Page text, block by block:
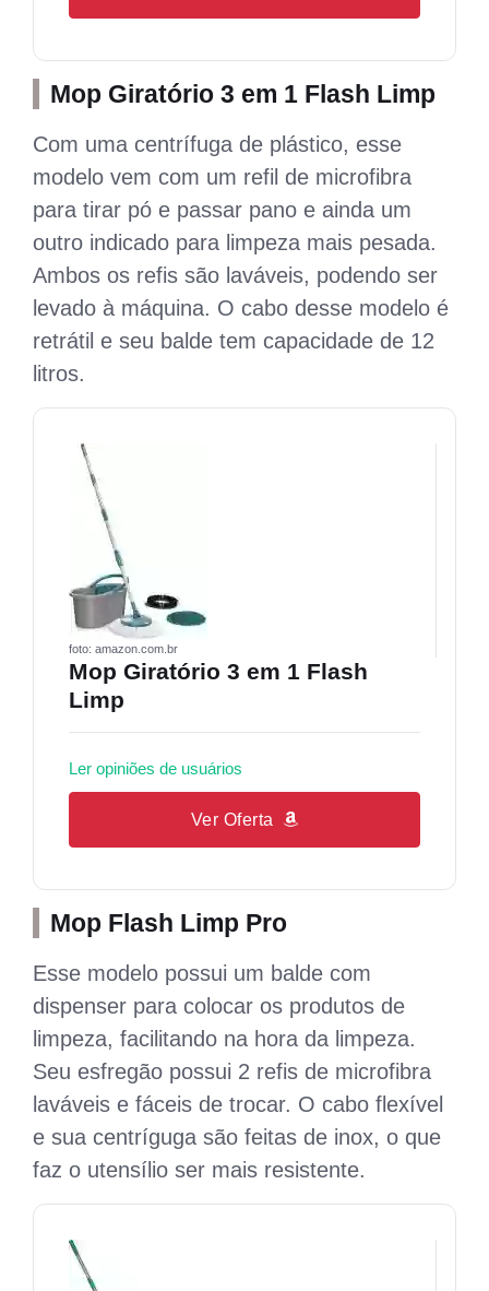
Mop Giratório 3 em 1 Flash Limp
Com uma centrífuga de plástico, esse
modelo vem com um refil de microfibra
para tirar pó e passar pano e ainda um
outro indicado para limpeza mais pesada.
Ambos os refis são laváveis, podendo ser
levado à máquina. O cabo desse modelo é
retrátil e seu balde tem capacidade de 12
litros.
foto: amazon.com.br
Mop Giratório 3 em 1 Flash
Limp
Ler opiniões de usuários
Ver Oferta
Mop Flash Limp Pro
Esse modelo possui um balde com
dispenser para colocar os produtos de
limpeza, facilitando na hora da limpeza.
Seu esfregão possui 2 refis de microfibra
laváveis e fáceis de trocar. O cabo flexível
e sua centríguga são feitas de inox, o que
faz o utensílio ser mais resistente.